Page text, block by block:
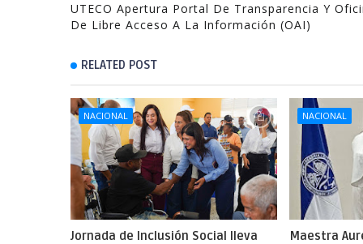
UTECO Apertura Portal De Transparencia Y
De Libre Acceso A La Información (OAI)
RELATED POST
NACIONAL
Jornada de Inclusión Social lleva
NACIONAL
Maestra